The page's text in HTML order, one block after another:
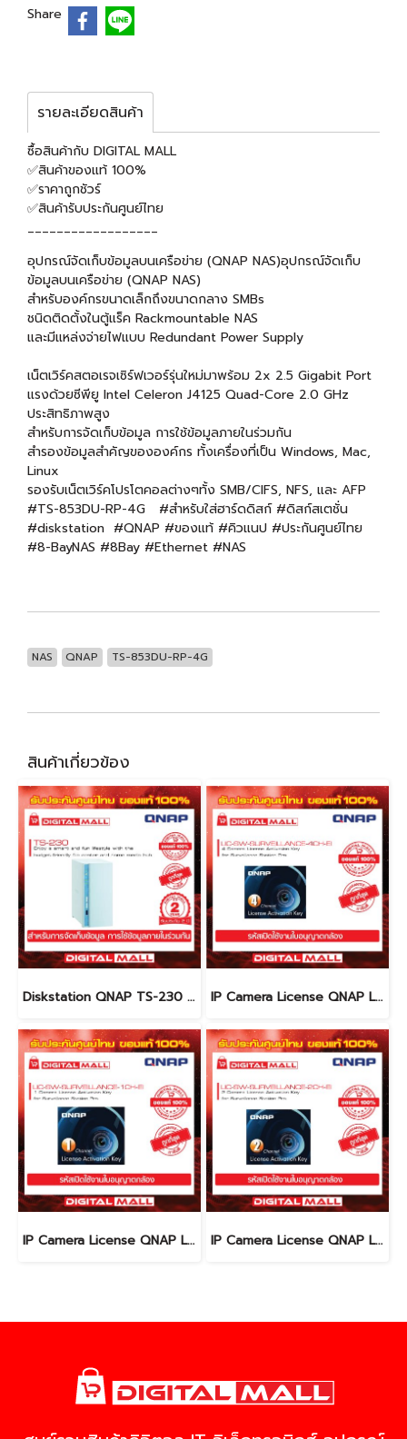
Share
รายละเอียดสินค้า
ซื้อสินค้ากับ DIGITAL MALL
✅สินค้าของแท้ 100%
✅ราคาถูกชัวร์
✅สินค้ารับประกันศูนย์ไทย
__________________
อุปกรณ์จัดเก็บข้อมูลบนเครือข่าย (QNAP NAS)อุปกรณ์จัดเก็บ
ข้อมูลบนเครือข่าย (QNAP NAS)
สำหรับองค์กรขนาดเล็กถึงขนาดกลาง SMBs
ชนิดติดตั้งในตู้แร็ค Rackmountable NAS
และมีแหล่งจ่ายไฟแบบ Redundant Power Supply
เน็ตเวิร์คสตอเรจเซิร์ฟเวอร์รุ่นใหม่มาพร้อม 2x 2.5 Gigabit Port
แรงด้วยซีพียู Intel Celeron J4125 Quad-Core 2.0 GHz
ประสิทธิภาพสูง
สำหรับการจัดเก็บข้อมูล การใช้ข้อมูลภายในร่วมกัน
สำรองข้อมูลสำคัญขององค์กร ทั้งเครื่องที่เป็น Windows, Mac,
Linux
รองรับเน็ตเวิร์คโปรโตคอลต่างๆทั้ง SMB/CIFS, NFS, และ AFP
#TS-853DU-RP-4G #สำหรับใส่ฮาร์ดดิสก์ #ดิสก์สเตชั่น
#diskstation #QNAP #ของแท้ #คิวแนป #ประกันศูนย์ไทย
#8-BayNAS #8Bay #Ethernet #NAS
NAS QNAP TS-853DU-RP-4G
สินค้าเกี่ยวข้อง
Diskstation QNAP TS-230 อุปกรณ์จัดเก็บข้อมูล (NAS) IP Camera License QNAP LIC-SW-SURVEILLANCE-4CH-IE ใบอนุญาตกล้อง ( License)
IP Camera License QNAP LIC-SW-SURVEILLANCE-1CH-IE ใบอนุญาตกล้อง ( License) IP Camera License QNAP LIC-SW-SURVEILLANCE-2CH-IE ใบอนุญาตกล้อง ( License)